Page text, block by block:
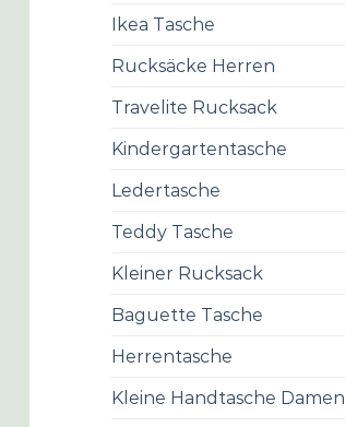
Ikea Tasche
Rucksäcke Herren
Travelite Rucksack
Kindergartentasche
Ledertasche
Teddy Tasche
Kleiner Rucksack
Baguette Tasche
Herrentasche
Kleine Handtasche Damen